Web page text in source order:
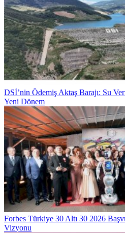
DSİ’nin Ödemiş Aktaş Barajı: Su
Yeni Dönem
Forbes Türkiye 30 Altı 30 2026
Vizyonu